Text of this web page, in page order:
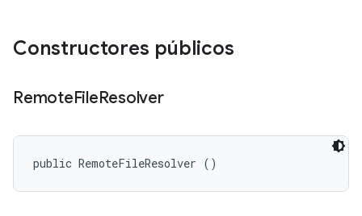
Constructores públicos
RemoteFileResolver
public RemoteFileResolver ()